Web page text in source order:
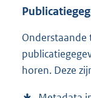
o
d
p
u
n
s
g
r
l
a
d
p
a
d
s
g
n
o
a
d
t
n
d
s
w
l
o
a
s
a
n
d
Onderstaande
horen. Deze